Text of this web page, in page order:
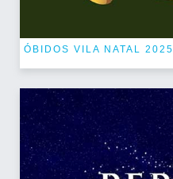
ÓBIDOS VILA NATAL 2025